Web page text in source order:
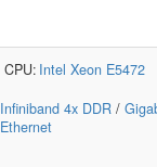
CPU: Intel Xeon E5472
Infiniband 4x DDR /
Ethernet